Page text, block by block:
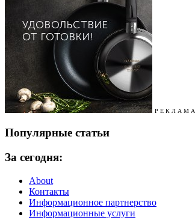
Р Е К Л А М А
Популярные статьи
За сегодня:
About
Контакты
Информационное партнерство
Информационные услуги